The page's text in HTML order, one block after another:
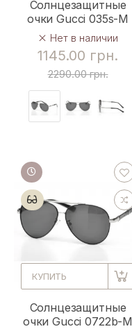
Солнцезащитные
очки Gucci 035s-M
Нет в наличии
1145.00 грн.
2290.00 грн.
КУПИТЬ
Солнцезащитные
очки Gucci 0722b-M